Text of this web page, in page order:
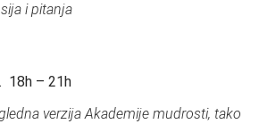
i pitanja
18h – 21h
verzija Akademije mudrosti, tako